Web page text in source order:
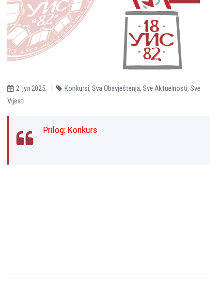
2. јул 2025. Konkursi, Sva Obavještenja, Sve Aktuelnosti, Sve
Vijesti
Prilog: Konkurs